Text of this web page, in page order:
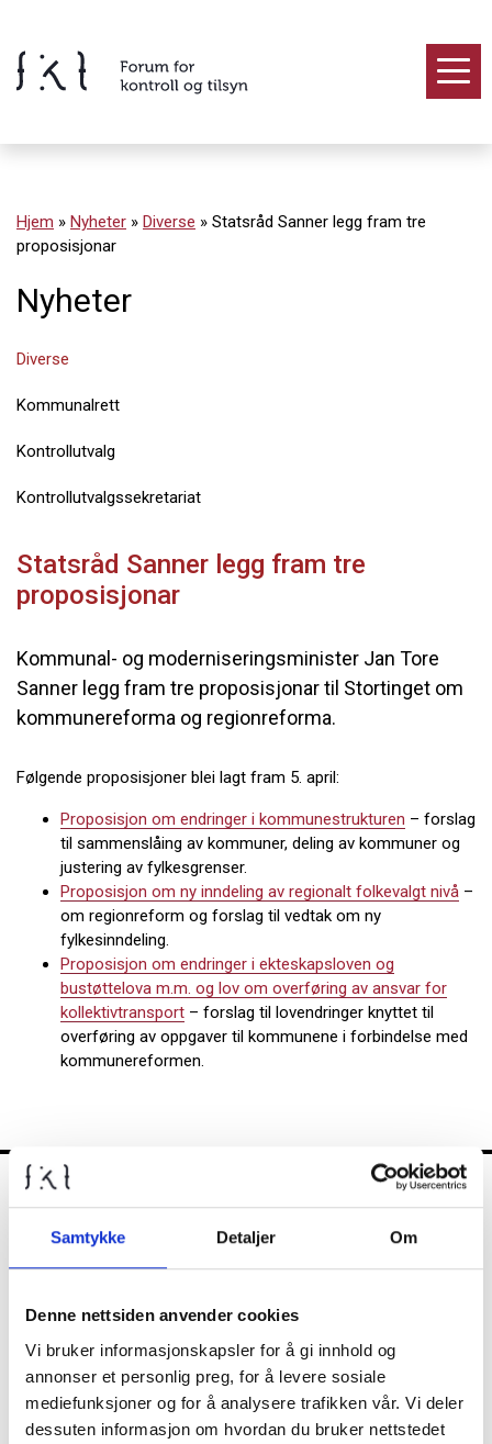
Samtykke Detaljer Om
Denne nettsiden anvender cookies
Vi bruker informasjonskapsler for å gi innhold og
annonser et personlig preg, for å levere sosiale
mediefunksjoner og for å analysere trafikken vår. Vi deler
dessuten informasjon om hvordan du bruker nettstedet
innholdet
Hjem » Nyheter » Diverse » Statsråd Sanner legg fram tre
proposisjonar
Nyheter
Diverse
Kommunalrett
Kontrollutvalg
Kontrollutvalgssekretariat
Statsråd Sanner legg fram tre
proposisjonar
Kommunal- og moderniseringsminister Jan Tore
Sanner legg fram tre proposisjonar til Stortinget om
kommunereforma og regionreforma.
Følgende proposisjoner blei lagt fram 5. april:
Proposisjon om endringer i kommunestrukturen – forslag
til sammenslåing av kommuner, deling av kommuner og
justering av fylkesgrenser.
Proposisjon om ny inndeling av regionalt folkevalgt nivå –
om regionreform og forslag til vedtak om ny
fylkesinndeling.
Proposisjon om endringer i ekteskapsloven og
bustøttelova m.m. og lov om overføring av ansvar for
kollektivtransport – forslag til lovendringer knyttet til
overføring av oppgaver til kommunene i forbindelse med
kommunereformen.
FKT
Kontrollutvalget
Nyheter